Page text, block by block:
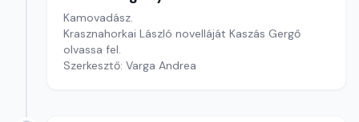
Kamovadász.
Krasznahorkai László novelláját Kaszás Gergő
olvassa fel.
Szerkesztő: Varga Andrea